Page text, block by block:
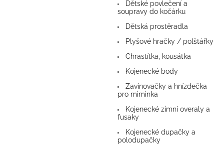
Dětské povlečení a
soupravy do kočárku
Dětská prostěradla
Plyšové hračky / polštářky
Chrastítka, kousátka
Kojenecké body
Zavinovačky a hnízdečka
pro miminka
Kojenecké zimní overaly a
fusaky
Kojenecké dupačky a
polodupačky